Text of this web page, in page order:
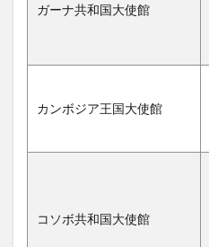
ガーナ共和国大使館
カンボジア王国大使館
コソボ共和国大使館